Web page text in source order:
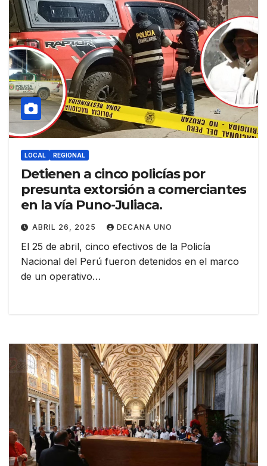
LOCAL REGIONAL
Detienen a cinco policías por
presunta extorsión a comerciantes
en la vía Puno-Juliaca.
ABRIL 26, 2025 DECANA UNO
El 25 de abril, cinco efectivos de la Policía
Nacional del Perú fueron detenidos en el marco
de un operativo…